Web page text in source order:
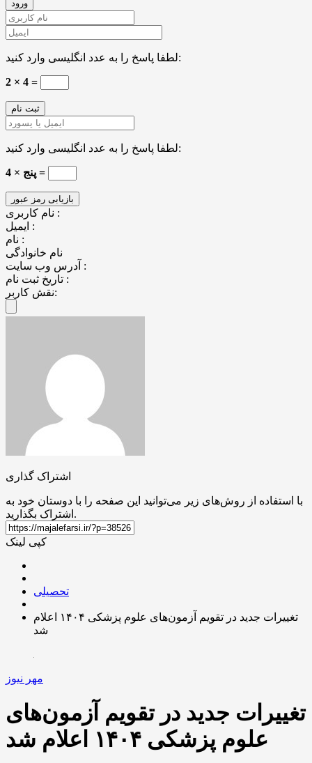
لطفا پاسخ را به عدد انگلیسی وارد کنید:
2 × 4 =
لطفا پاسخ را به عدد انگلیسی وارد کنید:
4 × پنج =
نام کاربری :
ایمیل :
نام :
نام خانوادگی
آدرس وب سایت :
تاریخ ثبت نام :
نقش کاربر:
اشتراک گذاری
با استفاده از روش‌های زیر می‌توانید این صفحه را با دوستان خود به
اشتراک بگذارید.
کپی لینک
تحصیلی
تغییرات جدید در تقویم آزمون‌های علوم پزشکی ۱۴۰۴ اعلام
شد
مهر نیوز
تغییرات جدید در تقویم آزمون‌های
علوم پزشکی ۱۴۰۴ اعلام شد